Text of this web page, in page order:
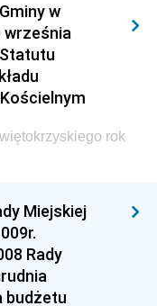
Wewnętrznych i
i Szkolnictwa
Miar
i Rozwoju Wsi
Narodowej i
w
września
rok
Miejskiej
Rady
budżetu